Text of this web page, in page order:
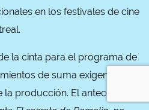
en los festivales de cine
la cinta para el programa de
de suma exigencia
producción. El antecedente